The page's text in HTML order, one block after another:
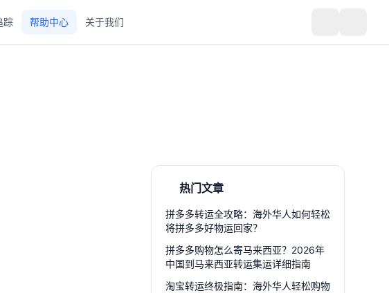
踪 帮助中心 关于我们
热门文章
拼多多转运全攻略：海外华人如何轻松
将拼多多好物运回家？
拼多多购物怎么寄马来西亚？2026年
中国到马来西亚转运集运详细指南
淘宝转运终极指南：海外华人轻松购物